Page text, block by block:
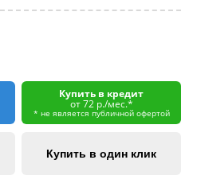
Купить в кредит
от 72 р./мес.*
* не является публичной офертой
Купить в один клик